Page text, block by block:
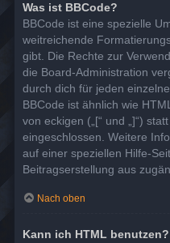
Was ist BBCode?
BBCode ist eine spezielle
weitreichende
gibt. Die Rechte zur
die Board-Administration
durch dich für jeden
BBCode ist ähnlich wie
von eckigen („[“ und „]“)
eingeschlossen. Weitere
auf einer speziellen Hilfe-
Beitragserstellung aus
Nach oben
Kann ich HTML benutzen?